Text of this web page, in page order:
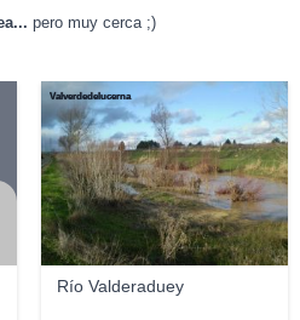
pero muy cerca ;)
Río Valderaduey
Valverdedelucerna